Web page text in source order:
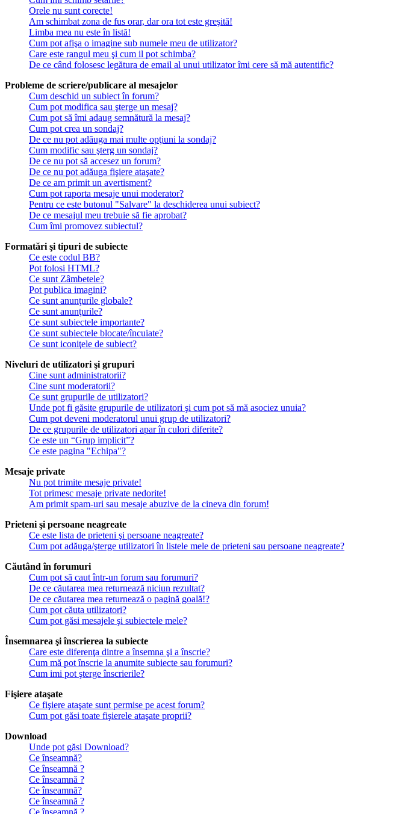
Orele nu sunt corecte!
Am schimbat zona de fus orar, dar ora tot este greşită!
Limba mea nu este în listă!
Cum pot afişa o imagine sub numele meu de utilizator?
Care este rangul meu şi cum il pot schimba?
De ce când folosesc legătura de email al unui utilizator îmi cere să mă autentific?
Probleme de scriere/publicare al mesajelor
Cum deschid un subiect în forum?
Cum pot modifica sau şterge un mesaj?
Cum pot să îmi adaug semnătură la mesaj?
Cum pot crea un sondaj?
De ce nu pot adăuga mai multe opţiuni la sondaj?
Cum modific sau şterg un sondaj?
De ce nu pot să accesez un forum?
De ce nu pot adăuga fişiere ataşate?
De ce am primit un avertisment?
Cum pot raporta mesaje unui moderator?
Pentru ce este butonul "Salvare" la deschiderea unui subiect?
De ce mesajul meu trebuie să fie aprobat?
Cum îmi promovez subiectul?
Formatări şi tipuri de subiecte
Ce este codul BB?
Pot folosi HTML?
Ce sunt Zâmbetele?
Pot publica imagini?
Ce sunt anunţurile globale?
Ce sunt anunţurile?
Ce sunt subiectele importante?
Ce sunt subiectele blocate/încuiate?
Ce sunt iconiţele de subiect?
Niveluri de utilizatori şi grupuri
Cine sunt administratorii?
Cine sunt moderatorii?
Ce sunt grupurile de utilizatori?
Unde pot fi găsite grupurile de utilizatori şi cum pot să mă asociez unuia?
Cum pot deveni moderatorul unui grup de utilizatori?
De ce grupurile de utilizatori apar în culori diferite?
Ce este un “Grup implicit”?
Ce este pagina "Echipa"?
Mesaje private
Nu pot trimite mesaje private!
Tot primesc mesaje private nedorite!
Am primit spam-uri sau mesaje abuzive de la cineva din forum!
Prieteni şi persoane neagreate
Ce este lista de prieteni şi persoane neagreate?
Cum pot adăuga/şterge utilizatori în listele mele de prieteni sau persoane neagreate?
Căutând în forumuri
Cum pot să caut într-un forum sau forumuri?
De ce căutarea mea returnează niciun rezultat?
De ce căutarea mea returnează o pagină goală!?
Cum pot căuta utilizatori?
Cum pot găsi mesajele şi subiectele mele?
Însemnarea şi înscrierea la subiecte
Care este diferenţa dintre a însemna şi a înscrie?
Cum mă pot înscrie la anumite subiecte sau forumuri?
Cum imi pot şterge înscrierile?
Fişiere ataşate
Ce fişiere ataşate sunt permise pe acest forum?
Cum pot găsi toate fişierele ataşate proprii?
Download
Unde pot găsi Download?
Ce înseamnă?
Ce înseamnă ?
Ce înseamnă ?
Ce înseamnă?
Ce înseamnă ?
Ce înseamnă ?